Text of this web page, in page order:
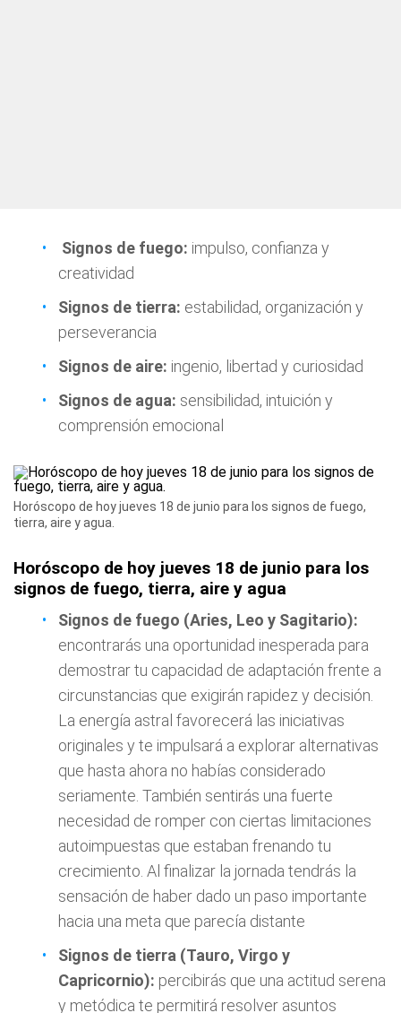
Signos de fuego: impulso, confianza y
creatividad
Signos de tierra: estabilidad, organización y
perseverancia
Signos de aire: ingenio, libertad y curiosidad
Signos de agua: sensibilidad, intuición y
comprensión emocional
Horóscopo de hoy jueves 18 de junio para los signos de fuego,
tierra, aire y agua.
Horóscopo de hoy jueves 18 de junio para los
signos de fuego, tierra, aire y agua
Signos de fuego (Aries, Leo y Sagitario):
encontrarás una oportunidad inesperada para
demostrar tu capacidad de adaptación frente a
circunstancias que exigirán rapidez y decisión.
La energía astral favorecerá las iniciativas
originales y te impulsará a explorar alternativas
que hasta ahora no habías considerado
seriamente. También sentirás una fuerte
necesidad de romper con ciertas limitaciones
autoimpuestas que estaban frenando tu
crecimiento. Al finalizar la jornada tendrás la
sensación de haber dado un paso importante
hacia una meta que parecía distante
Signos de tierra (Tauro, Virgo y
Capricornio): percibirás que una actitud serena
y metódica te permitirá resolver asuntos